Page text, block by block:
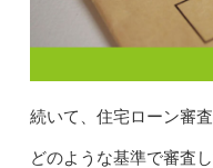
続いて、住宅ローン審
どのような基準で審査